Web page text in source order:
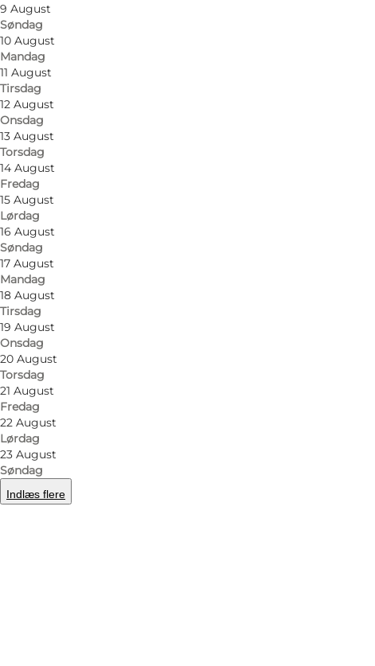
9 August
Søndag
10 August
Mandag
11 August
Tirsdag
12 August
Onsdag
13 August
Torsdag
14 August
Fredag
15 August
Lørdag
16 August
Søndag
17 August
Mandag
18 August
Tirsdag
19 August
Onsdag
20 August
Torsdag
21 August
Fredag
22 August
Lørdag
23 August
Søndag
Indlæs flere